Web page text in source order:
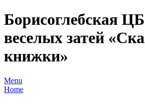
Борисоглебская
веселых затей
книжки»
Menu
Home